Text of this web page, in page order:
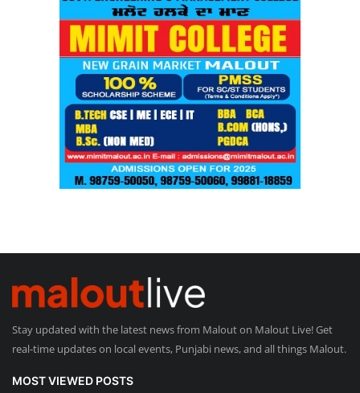
Stay updated with the latest news from Malout on Malout Live! Get
real-time updates on local events, Punjabi news, and all things Malout.
MOST VIEWED POSTS